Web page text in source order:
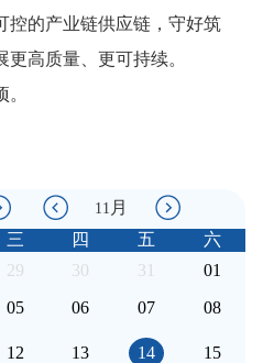
控的产业链供应链，守好筑
高质量、更可持续。
11 月
三 四 五
六
29 30 31
01
05 06 07 08
12 13 14 15